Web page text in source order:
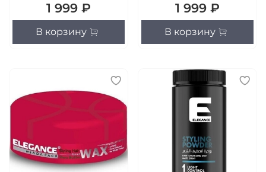
1 999 ₽
В корзину
1 999 ₽
В корзину